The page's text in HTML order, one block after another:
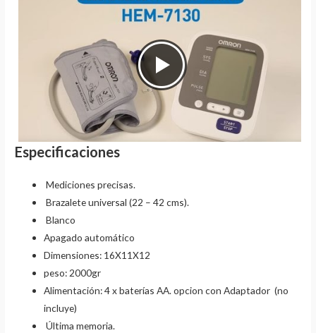
Especificaciones
Mediciones precisas.
Brazalete universal (22 – 42 cms).
Blanco
Apagado automático
Dimensiones: 16X11X12
peso: 2000gr
Alimentación: 4 x baterías AA. opcion con Adaptador (no
incluye)
Última memoria.